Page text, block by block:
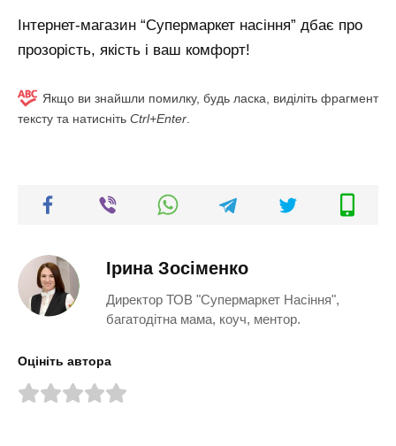
Інтернет-магазин “Супермаркет насіння” дбає про
прозорість, якість і ваш комфорт!
Якщо ви знайшли помилку, будь ласка, виділіть фрагмент
тексту та натисніть Ctrl+Enter.
Ірина Зосіменко
Директор ТОВ "Супермаркет Насіння",
багатодітна мама, коуч, ментор.
Оцініть автора